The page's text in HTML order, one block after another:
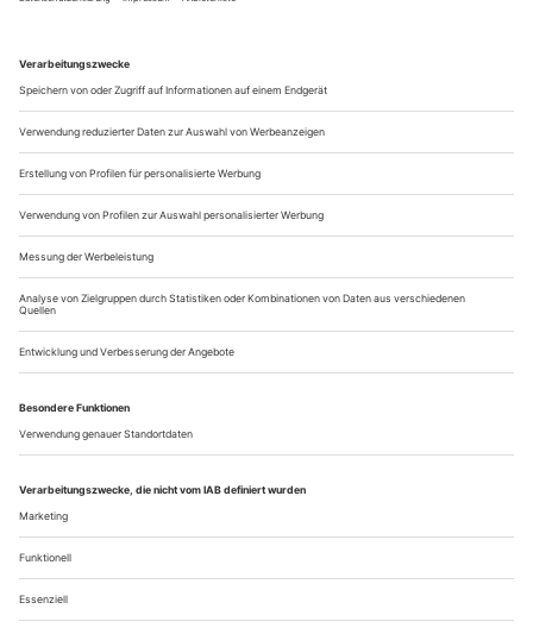
Donnerschlag, als ein Freund ihm 1966 eine Aufnahme von
Rameaus «Hippolyte et Aricie» vorspielte. Mit dem English
Chamber Orchestra unter Anthony Lewis, Janet Baker sang
Phèdre. Für William Christie war das eine Art
Erweckungserlebnis oder wenigstens ein Wegweiser. Wenige
Jahre später (es sah so aus, als könnte er...
Aus dem Leben eines Taugenichts
Mist. Es weihnachtet schon wieder. Nicht, dass ich diese
Jahreszeit nicht mag. Nur ist für uns Sänger jetzt sozusagen
rush hour. Früher hieß Weihnachten für mich vor allem,
«Messias» singen. «Messias», «Messias», «Messias», bis zum
Abwinken. Ich wette, meine deutschen Kollegen würden
dasselbe über das «Weihnachtsoratorium» sagen. Bloß der
Satz wäre viel länger.
Als...
Über uns Kontakt Kritikerumfrage Newsletter